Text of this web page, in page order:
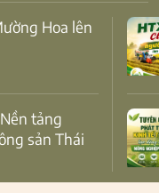
sản Thái